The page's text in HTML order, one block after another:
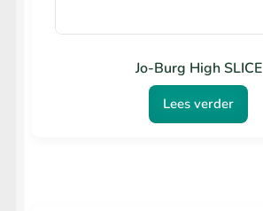
Jo-Burg High SLICE
Lees verder